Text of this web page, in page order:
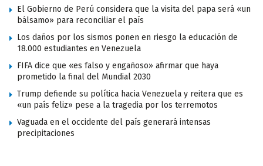
El Gobierno de Perú considera que la visita del papa será «un
bálsamo» para reconciliar el país
Los daños por los sismos ponen en riesgo la educación de
18.000 estudiantes en Venezuela
FIFA dice que «es falso y engañoso» afirmar que haya
prometido la final del Mundial 2030
Trump defiende su política hacia Venezuela y reitera que es
«un país feliz» pese a la tragedia por los terremotos
Vaguada en el occidente del país generará intensas
precipitaciones